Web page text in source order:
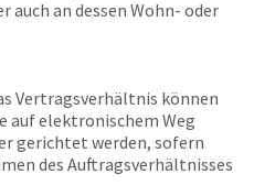
auch an dessen Wohn- oder
Vertragsverhältnis können
auf elektronischem Weg
gerichtet werden, sofern
des Auftragsverhältnisses